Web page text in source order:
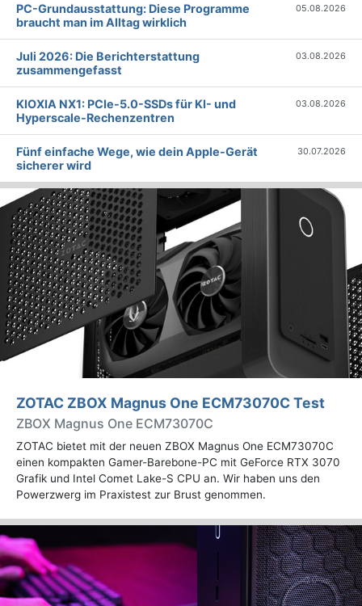
PC-Grundausstattung: Diese Programme
braucht man im Alltag wirklich
05.08.2026
Juli 2026: Die Bericht­erstattung
zusammengefasst
03.08.2026
KIOXIA NX1: PCIe-5.0-SSDs für KI- und
Hyperscale-Rechenzentren
03.08.2026
Fünf einfache Wege, wie dein Apple-Gerät
sicherer wird
30.07.2026
ZOTAC ZBOX Magnus One ECM73070C Test
ZBOX Magnus One ECM73070C
ZOTAC bietet mit der neuen ZBOX Magnus One ECM73070C
einen kompakten Gamer-Barebone-PC mit GeForce RTX 3070
Grafik und Intel Comet Lake-S CPU an. Wir haben uns den
Powerzwerg im Praxistest zur Brust genommen.